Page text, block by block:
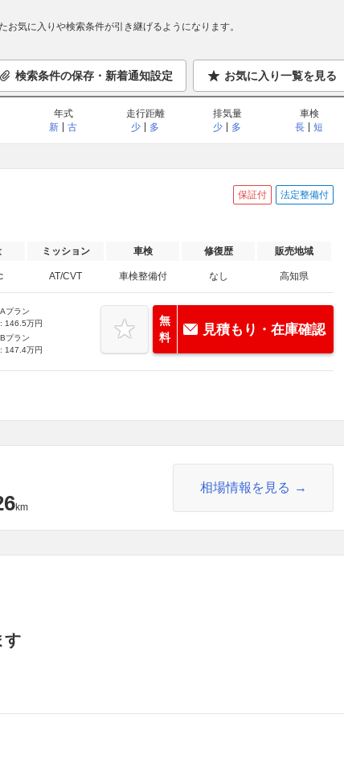
気に入りや検索条件が引き継げるようになります。
検索条件の保存・新着通知設定 お気に入り一覧を見る
年式
新
古
走行距離
少
多
排気量
少
多
車検
長
短
保証付 法定整備付
ミッション 車検 修復歴 販売地域
AT/CVT 車検整備付 なし 高知県
Aプラン
: 146.5万円
Bプラン
: 147.4万円
無
料
見積もり・在庫確認
km
相場情報を見る
す